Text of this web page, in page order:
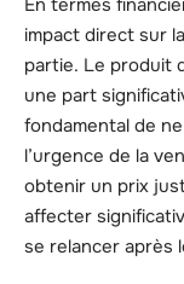
En termes
impact direct sur
partie. Le produit
une part
fondamental de
l’urgence de la
obtenir un prix
affecter
se relancer après